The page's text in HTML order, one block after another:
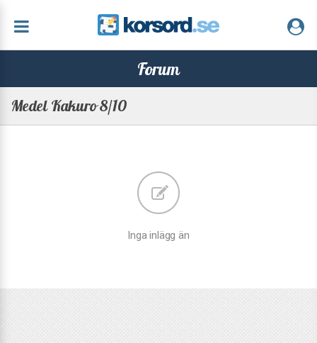
Forum
Medel Kakuro 8/10
Inga inlägg än